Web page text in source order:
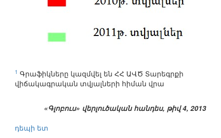
1 Գրաֆիկները կազմվել են ՀՀ ԱՎԾ Տարեգրքի
վիճակագրական տվյալների հիման վրա
«Գլոբուս» վերլուծական հանդես, թիվ 4, 2013
դեպի ետ